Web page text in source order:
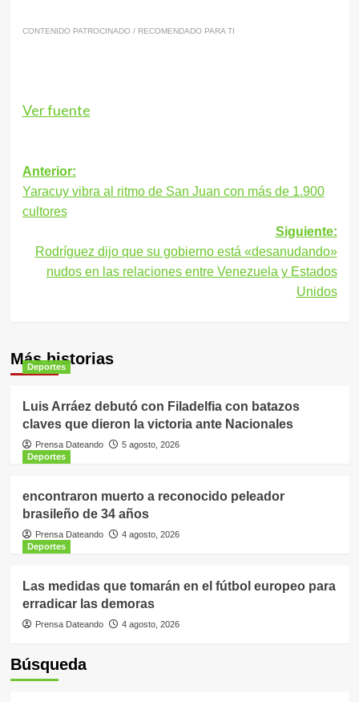
CONTENIDO PATROCINADO / RECOMENDADO PARA TI
Ver fuente
Navegación
de
entradas
Anterior:
Yaracuy vibra al ritmo de San Juan con más de 1.900
cultores
Siguiente:
Rodríguez dijo que su gobierno está «desanudando»
nudos en las relaciones entre Venezuela y Estados
Unidos
Más historias
Deportes
Luis Arráez debutó con Filadelfia con batazos
claves que dieron la victoria ante Nacionales
Prensa Dateando
5 agosto, 2026
Deportes
encontraron muerto a reconocido peleador
brasileño de 34 años
Prensa Dateando
4 agosto, 2026
Deportes
Las medidas que tomarán en el fútbol europeo para
erradicar las demoras
Prensa Dateando 4 agosto, 2026
Búsqueda